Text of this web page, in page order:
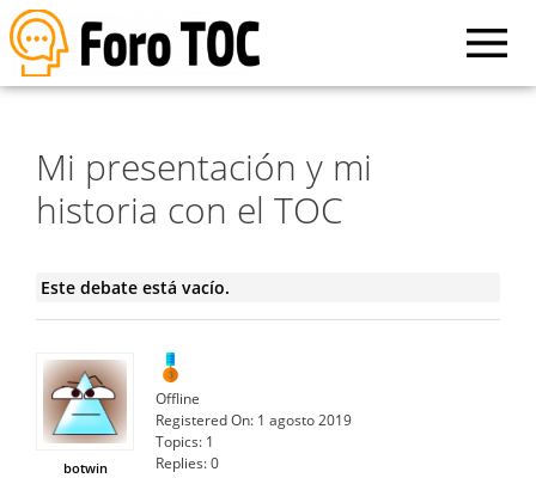
Mi presentación y mi
historia con el TOC
Este debate está vacío.
botwin
Offline
Registered On: 1 agosto 2019
Topics: 1
Replies:0